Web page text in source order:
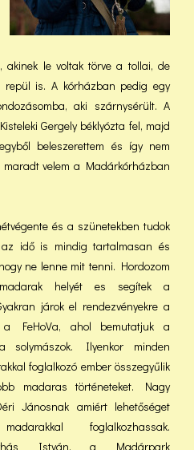
akinek le voltak törve a tollai, de
is. A kórházban pedig egy
aki szárnysérült. A
Gergely béklyózta fel, majd
beleszerettem és így nem
velem a Madárkórházban
és a szünetekben tudok
idő is mindig tartalmasan és
ne lenne mit tenni. Hordozom
helyét es segítek a
járok el rendezvényekre a
FeHoVa, ahol bemutatjuk a
solymászok. Ilyenkor minden
foglalkozó ember összegyűlik
madaras történeteket. Nagy
Jánosnak amiért lehetőséget
foglalkozhassak.
István, a Madárpark